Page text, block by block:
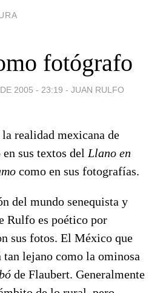
fotógrafo
2005 - 23:19 - JUAN RULFO
realidad mexicana de
sus textos del Llano en
como en sus fotografías.
del mundo senequista y
Rulfo es poético por
sus fotos. El México que
tan lejano como la ominosa
de Flaubert. Generalmente